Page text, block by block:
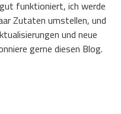
funktioniert, ich werde
Zutaten umstellen, und
und neue
gerne diesen Blog.